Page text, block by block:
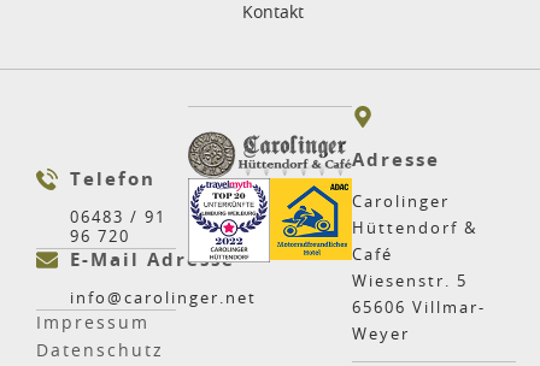
Kontakt
Telefon
06483 / 91
96 720
E-Mail Adresse
info@carolinger.net
Impressum
Datenschutz
Adresse
Carolinger
Hüttendorf &
Café
Wiesenstr. 5
65606 Villmar-
Weyer